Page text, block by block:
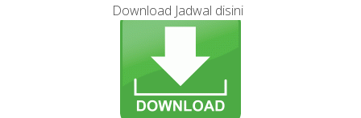
Download Jadwal disini